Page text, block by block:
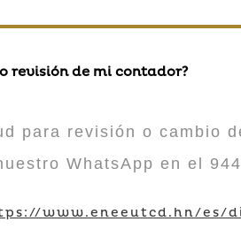
revisión de mi contador?
para revisión o cambio
WhatsApp en el
www.eneeutcd.hn/es/